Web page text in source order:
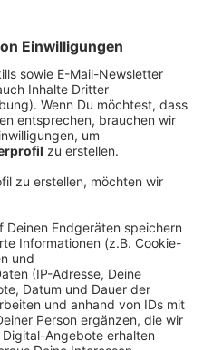
ist weiterhin unklar. Die
ist seit
Wir Leverkusener sind
Gemüse aus dem
nicht anzufassen, aber
beim Anfassen von mit
Bis geklärt ist, ob
wird es voraussichtlich
Erst am Donnerstag kann
gefahrlos betreten.